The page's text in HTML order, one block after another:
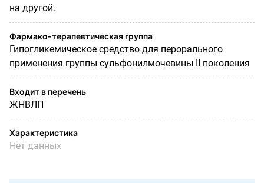
на другой.
Фармако-терапевтическая группа
Гипогликемическое средство для перорального
применения группы сульфонилмочевины II поколения
Входит в перечень
ЖНВЛП
Характеристика
Нет данных